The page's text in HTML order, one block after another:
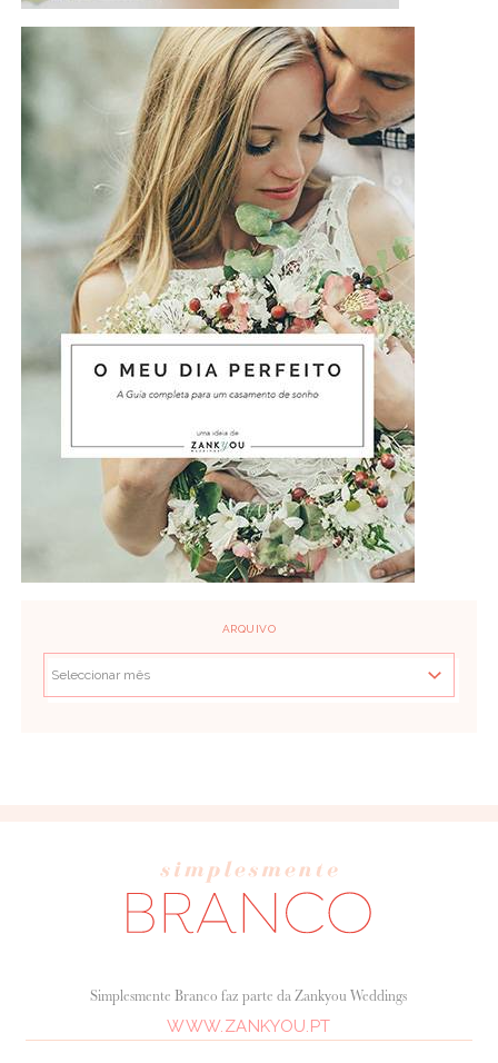
ARQUIVO
Simplesmente Branco faz parte da Zankyou Weddings
WWW.ZANKYOU.PT